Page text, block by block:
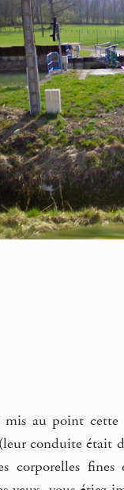
au point cette
conduite était
corporelles